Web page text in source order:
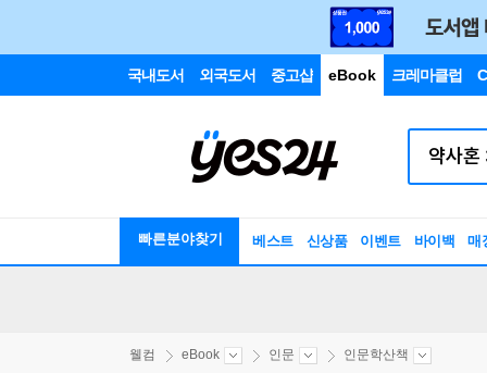
국내도서 외국도서 중고샵 eBook 크레마클럽
빠른분야찾기 베스트 신상품 이벤트 바이백 매
웰컴 eBook 인문 인문학산책